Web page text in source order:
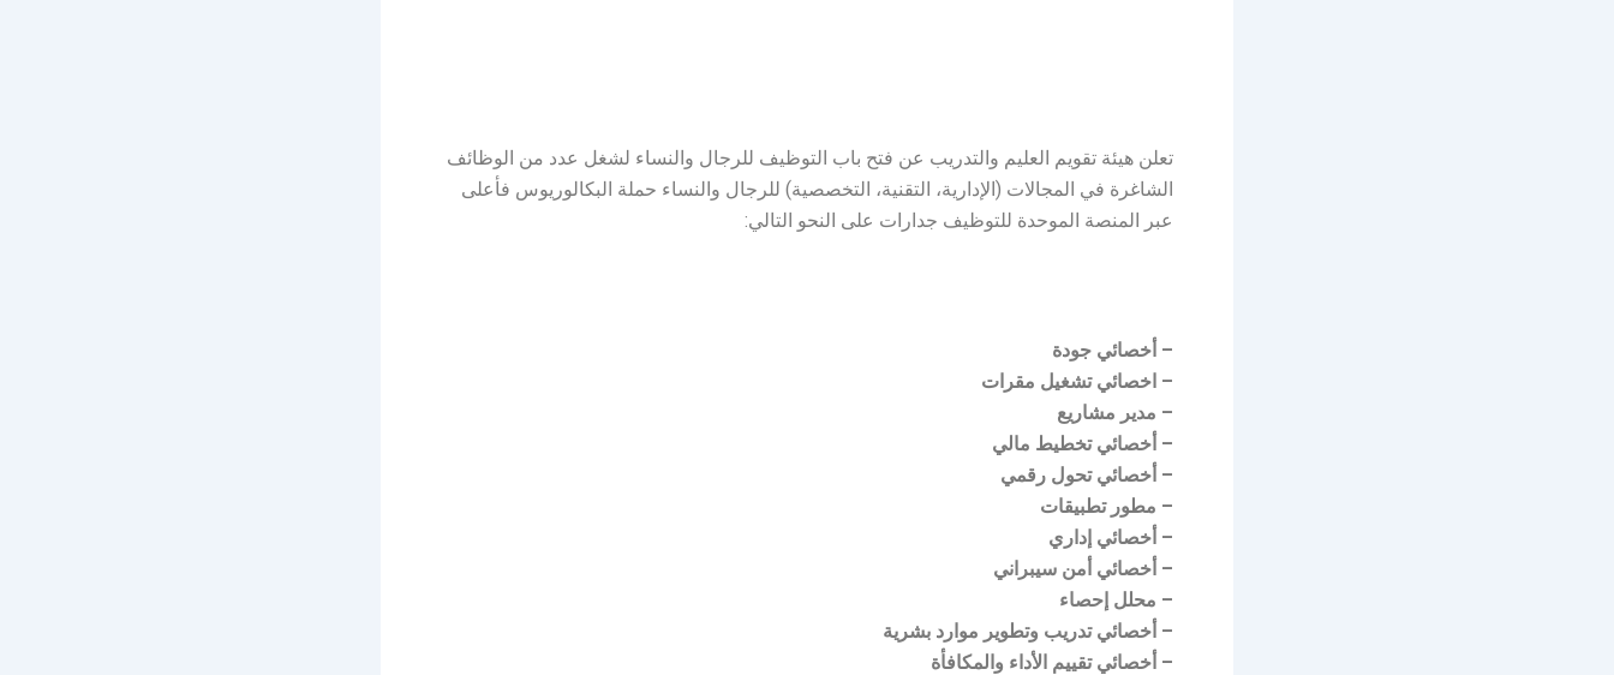
تعلن هيئة تقويم العليم والتدريب عن فتح باب التوظيف للرجال والنساء لشغل عدد من الوظائف
الشاغرة في المجالات (الإدارية، التقنية، التخصصية) للرجال والنساء حملة البكالوريوس فأعلى
عبر المنصة الموحدة للتوظيف جدارات على النحو التالي:
– أخصائي جودة
– اخصائي تشغيل مقرات
– مدير مشاريع
– أخصائي تخطيط مالي
– أخصائي تحول رقمي
– مطور تطبيقات
– أخصائي إداري
– أخصائي أمن سيبراني
– محلل إحصاء
– أخصائي تدريب وتطوير موارد بشرية
– أخصائي تقييم الأداء والمكافأة